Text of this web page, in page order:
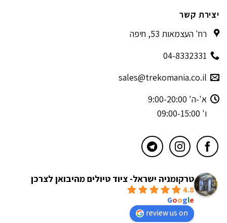
יצירת קשר
רח' העצמאות 53, חיפה
04-8332331
sales@trekomania.co.il
א'-ה' 9:00-20:00
ו' 09:00-15:00
טרקומניה ישראל- ציוד טיולים מהיבואן לצרכן
4.8
Google
review us on